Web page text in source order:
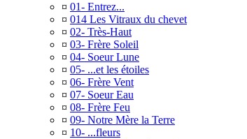
¤ 01- Entrez...
¤ 014 Les Vitraux du chevet
¤ 02- Très-Haut
¤ 03- Frère Soleil
¤ 04- Soeur Lune
¤ 05- ...et les étoiles
¤ 06- Frère Vent
¤ 07- Soeur Eau
¤ 08- Frère Feu
¤ 09- Notre Mère la Terre
¤ 10- ...fleurs